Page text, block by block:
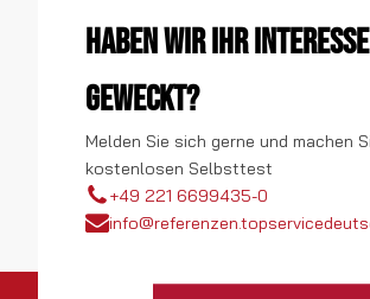
Haben wir Ihr Interesse
geweckt?
Melden Sie sich gerne und machen
kostenlosen Selbsttest
+49 221 6699435-0